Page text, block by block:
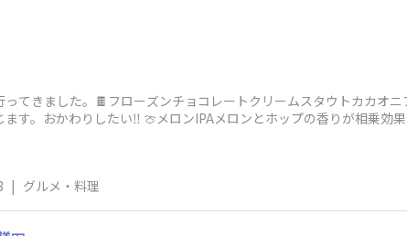
てきました。🍫フローズンチョコレートクリームスタウトカカオニ
す。おかわりしたい‼️ 🍈メロンIPAメロンとホップの香りが相乗効
| グルメ・料理